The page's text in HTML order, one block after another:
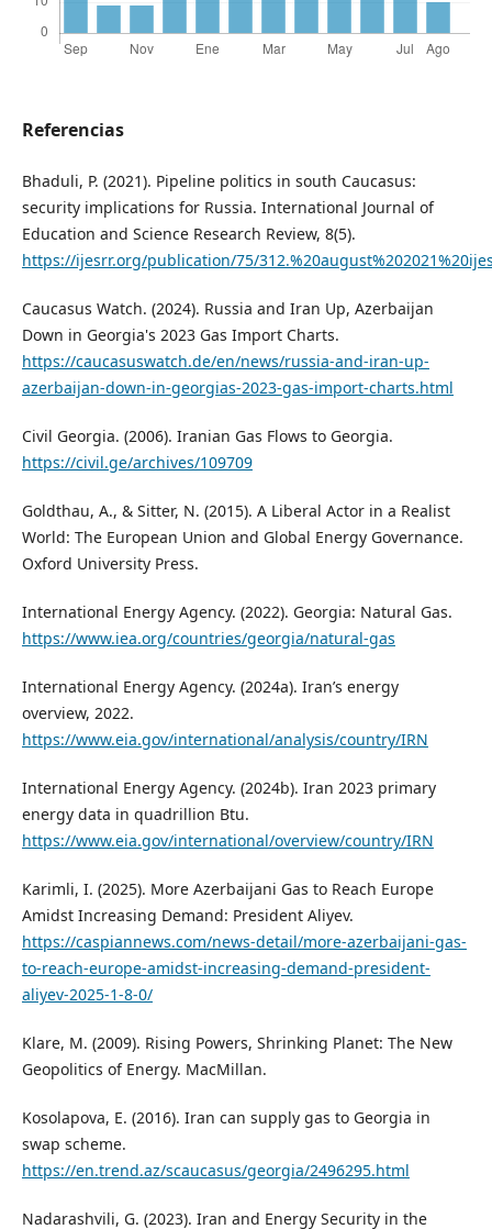
Referencias
Bhaduli, P. (2021). Pipeline politics in south Caucasus:
security implications for Russia. International Journal of
Education and Science Research Review, 8(5).
https://ijesrr.org/publication/75/
Caucasus Watch. (2024). Russia and Iran Up, Azerbaijan
Down in Georgia's 2023 Gas Import Charts.
https://caucasuswatch.de/en/news/russia-and-iran-up-
azerbaijan-down-in-georgias-2023-gas-import-charts.html
Civil Georgia. (2006). Iranian Gas Flows to Georgia.
https://civil.ge/archives/109709
Goldthau, A., & Sitter, N. (2015). A Liberal Actor in a Realist
World: The European Union and Global Energy Governance.
Oxford University Press.
International Energy Agency. (2022). Georgia: Natural Gas.
https://www.iea.org/countries/georgia/natural-gas
International Energy Agency. (2024a). Iran’s energy
overview, 2022.
https://www.eia.gov/international/analysis/country/IRN
International Energy Agency. (2024b). Iran 2023 primary
energy data in quadrillion Btu.
https://www.eia.gov/international/overview/country/IRN
Karimli, I. (2025). More Azerbaijani Gas to Reach Europe
Amidst Increasing Demand: President Aliyev.
https://caspiannews.com/news-detail/more-azerbaijani-gas-
to-reach-europe-amidst-increasing-demand-president-
aliyev-2025-1-8-0/
Klare, M. (2009). Rising Powers, Shrinking Planet: The New
Geopolitics of Energy. MacMillan.
Kosolapova, E. (2016). Iran can supply gas to Georgia in
swap scheme.
https://en.trend.az/scaucasus/georgia/2496295.html
Nadarashvili, G. (2023). Iran and Energy Security in the